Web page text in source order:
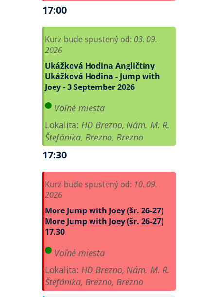
17:00
Kurz bude spustený od: 03. 09.
2026
Ukážková Hodina Angličtiny
Ukážková Hodina - Jump with
Joey - 3 September 2026
Voľné miesta
Lokalita: HD Brezno, Nám. M. R.
Štefánika, Brezno, Brezno
17:30
Kurz bude spustený od: 10. 09.
2026
More Jump with Joey (šr. 26-27)
More Jump with Joey (šr. 26-27)
17.30
Voľné miesta
Lokalita: HD Brezno, Nám. M. R.
Štefánika, Brezno, Brezno